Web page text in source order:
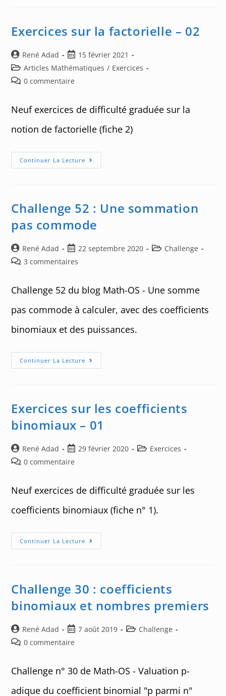
Exercices sur la factorielle – 02
Auteur/autrice
de
la
publication :
René Adad
Post
published:
15 février 2021
Post
category:
Articles Mathématiques / Exercices
Post0 commentaire
Neuf exercices de difficulté graduée sur la
notion de factorielle (fiche 2)
Continuer La Lecture Exercices
Sur
Challenge 52 : Une sommation
pas commode
Auteur/autrice
de
René Adad
Post
published:
22 septembre 2020
PostChallenge
Post3 commentaires
Challenge 52 du blog Math-OS - Une somme
pas commode à calculer, avec des coefficients
binomiaux et des puissances.
Continuer La Lecture Challenge
52
Commode
Exercices sur les coefficients
binomiaux – 01
Auteur/autrice
de
René Adad
Post
published:
29 février 2020
PostExercices
Post0 commentaire
Neuf exercices de difficulté graduée sur les
coefficients binomiaux (fiche n° 1).
Continuer La Lecture Exercices
Sur
01
Challenge 30 : coefficients
binomiaux et nombres premiers
Auteur/autrice
de
René Adad
Post
published:
7 août 2019
PostChallenge
Post0 commentaire
Challenge n° 30 de Math-OS - Valuation p-
adique du coefficient binomial "p parmi n"